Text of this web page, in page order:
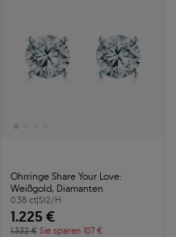
Ohrringe Share Your Love:
Weißgold, Diamanten
0.38 ct|SI2/H
1.225 €
1.332 € Sie sparen 107 €